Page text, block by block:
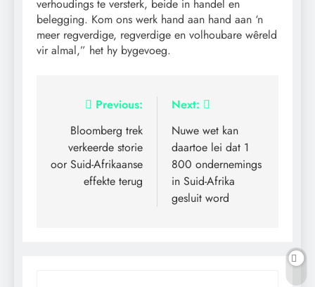
verhoudings te versterk, beide in handel en
belegging. Kom ons werk hand aan hand aan ‘n
meer regverdige, regverdige en volhoubare wêreld
vir almal,” het hy bygevoeg.
Artikel
navigasie
Previous:
Bloomberg trek
verkeerde storie
oor Suid-Afrikaanse
effekte terug
Next:
Nuwe wet kan
daartoe lei dat 1
800 ondernemings
in Suid-Afrika
gesluit word